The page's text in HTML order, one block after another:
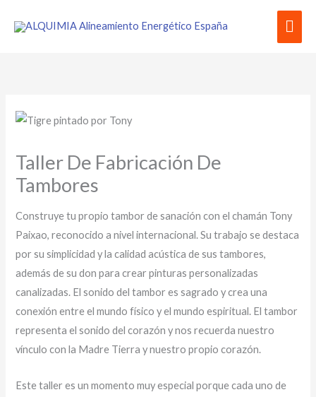
Taller De Fabricación De
Tambores
Construye tu propio tambor de sanación con el chamán Tony
Paixao, reconocido a nivel internacional. Su trabajo se destaca
por su simplicidad y la calidad acústica de sus tambores,
además de su don para crear pinturas personalizadas
canalizadas. El sonido del tambor es sagrado y crea una
conexión entre el mundo físico y el mundo espiritual. El tambor
representa el sonido del corazón y nos recuerda nuestro
vínculo con la Madre Tierra y nuestro propio corazón.
Este taller es un momento muy especial porque cada uno de